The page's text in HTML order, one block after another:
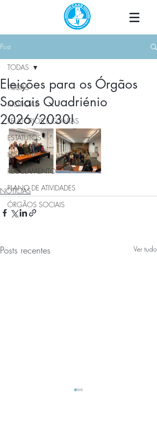
Post
TODAS
NOTÍCIAS
RELATÓRIOS E CONTAS
ESTATUTOS
HISTÓRIA
REGULAMENTO
PLANO DE ATIVIDADES
ÓRGÃOS SOCIAIS
TODAS
Eleições para os Órgãos
Sociais Quadriénio
2026/2030!
NOTÍCIAS
Posts recentes Ver tudo